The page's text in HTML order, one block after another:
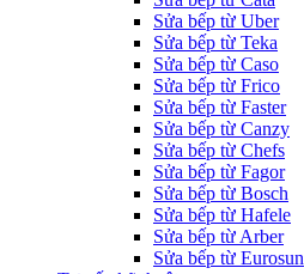
Sửa bếp từ Uber
Sửa bếp từ Teka
Sửa bếp từ Caso
Sửa bếp từ Frico
Sửa bếp từ Faster
Sửa bếp từ Canzy
Sửa bếp từ Chefs
Sửa bếp từ Fagor
Sửa bếp từ Bosch
Sửa bếp từ Hafele
Sửa bếp từ Arber
Sửa bếp từ Eurosun